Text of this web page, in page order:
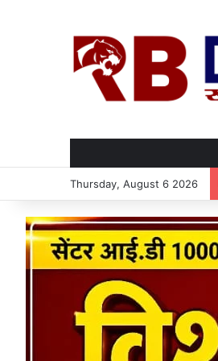
Thursday, August 6 2026